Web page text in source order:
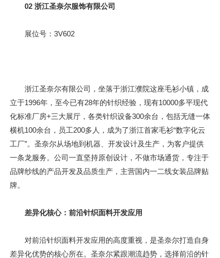
02 浙江圣奈尔服饰有限公司
展位号：3V602
浙江圣奈尔有限公司，坐落于浙江濮院这座毛衫小镇，成
立于1996年，至今已有28年的针织经验，现有10000多平现代
化标准厂房+三大展厅，各类针织设备300余台，包括无缝一体
横机100余台，员工200多人，成为了浙江首家毛衫“数字化云
工厂”。圣奈尔从场地到机器、开发设计及生产，为客户提供
一条龙服务。公司一直坚持原创设计，不做市场通货，专注于
品牌纱线的产品开发及品质生产，主营国内一二线女装品牌贴
牌。
差异化核心：前沿针织面料开发应用
对前沿针织面料开发应用的高度重视，是圣奈尔打造自身
差异化优势的核心所在。圣奈尔紧跟潮流趋势，选择前沿的针